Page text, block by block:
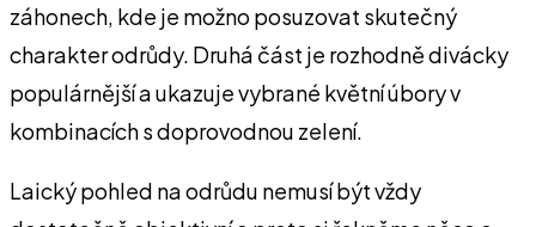
záhonech, kde je možno posuzovat skutečný
charakter odrůdy. Druhá část je rozhodně divácky
populárnější a ukazuje vybrané květní úbory v
kombinacích s doprovodnou zelení.
Laický pohled na odrůdu nemusí být vždy